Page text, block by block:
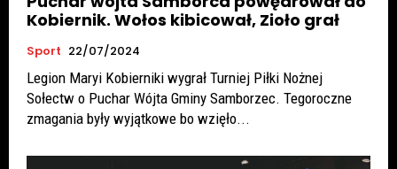
Kobiernik. Wołos kibicował, Zioło grał
Sport 22/07/2024
Legion Maryi Kobierniki wygrał Turniej Piłki Nożnej
Sołectw o Puchar Wójta Gminy Samborzec. Tegoroczne
zmagania były wyjątkowe bo wzięło...